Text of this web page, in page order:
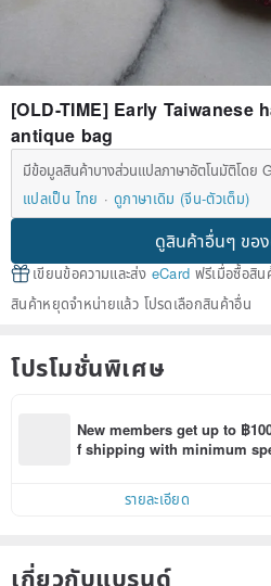
[OLD-TIME] Early Taiwanese
antique bag
มีข้อมูลสินค้าบางส่วนแปลภาษาอัตโนมัติโดย
แปลเป็น ไทย
ดูภาษาเดิม (จีน-ตัวเต็ม)
ดูสินค้าอื่นๆ ของ
เขียนข้อความและส่ง eCard ฟรีเมื่อซื้อสิน
สินค้าหยุดจำหน่ายแล้ว โปรดเลือกสินค้าอื่น
โปรโมชั่นพิเศษ
New members get up to ฿
f shipping with minimum
within 7 days!
รายละเอียด
เกี่ยวกับแบรนด์